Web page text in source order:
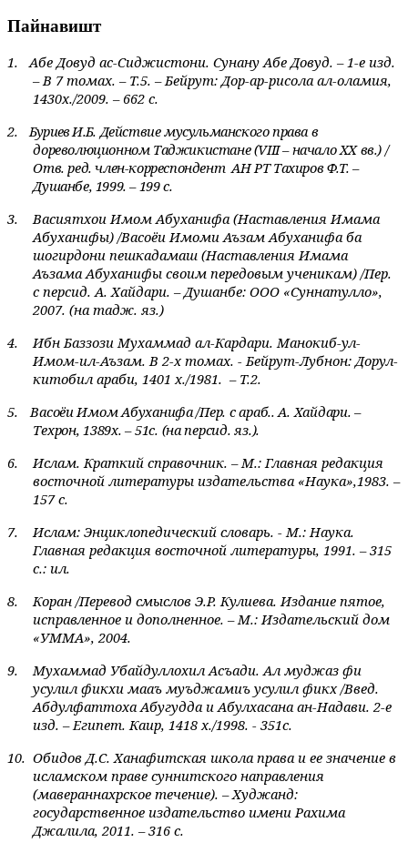
Пайнавишт
1.
Абе Довуд ас-Сиджистони. Сунану Абе Довуд. – 1-е изд.
– В 7 томах. – Т.5. – Бейрут: Дор-ар-рисола ал-оламия,
1430х./2009. – 662 с.
2.
Буриев И.Б. Действие мусульманского права в
дореволюционном Таджикистане (VIII– начало ХХ вв.) /
Отв. ред. член-корреспондент АН РТ Тахиров Ф.Т. –
Душанбе, 1999. – 199 с.
3.
Васиятхои Имом Абуханифа (Наставления Имама
Абуханифы) /Васоёи Имоми Аъзам Абуханифа ба
шогирдони пешкадамаш (Наставления Имама
Аъзама Абуханифы своим передовым ученикам) /Пер.
с персид. А. Хайдари. – Душанбе: ООО «Суннатулло»,
2007. (на тадж. яз.)
4.
Ибн Баззози Мухаммад ал-Кардари. Манокиб-ул-
Имом-ил-Аъзам. В 2-х томах. - Бейрут-Лубнон: Дорул-
китобил араби, 1401 х./1981. – Т.2.
5.
Васоёи Имом Абуханифа /Пер. с араб.. А. Хайдари. –
Техрон, 1389х. – 51с. (на персид. яз.).
6.
Ислам. Краткий справочник. – М.: Главная редакция
восточной литературы издательства «Наука»,1983. –
157 с.
7.
Ислам: Энциклопедический словарь. - М.: Наука.
Главная редакция восточной литературы, 1991. – 315
с.: ил.
8.
Коран /Перевод смыслов Э.Р. Кулиева. Издание пятое,
исправленное и дополненное. – М.: Издательский дом
«УММА», 2004.
9.
Мухаммад Убайдуллохил Асъади. Ал муджаз фи
усулил фикхи мааъ муъджамиъ усулил фикх /Введ.
Абдулфаттоха Абугудда и Абулхасана ан-Надави. 2-е
изд. – Египет. Каир, 1418 х./1998. - 351с.
10. Обидов Д.С. Ханафитская школа права и ее значение в
исламском праве суннитского направления
(мавераннахрское течение). – Худжанд:
государственное издательство имени Рахима
Джалила, 2011. – 316 с.